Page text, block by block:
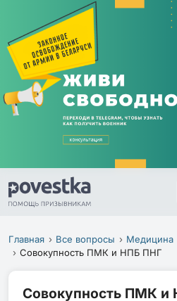
Главная Все вопросы
Медицина
Совокупность ПМК и НПБ ПНГ
Совокупность ПМК и